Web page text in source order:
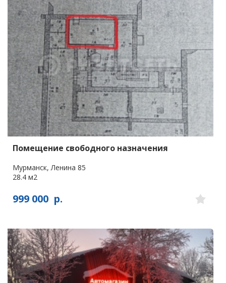
Помещение свободного назначения
Мурманск, Ленина 85
28.4 м2
999 000 р.